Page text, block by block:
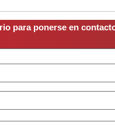
para ponerse en